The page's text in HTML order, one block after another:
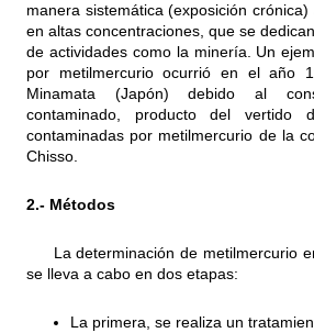
manera sistemática (exposición
en altas concentraciones, que se
de actividades como la minería. Un
por metilmercurio ocurrió en el año
Minamata (Japón) debido al
contaminado, producto del vertido
contaminadas por metilmercurio de la
Chisso.
2.- Métodos
La determinación de metilmercurio
se lleva a cabo en dos etapas:
La primera, se realiza un